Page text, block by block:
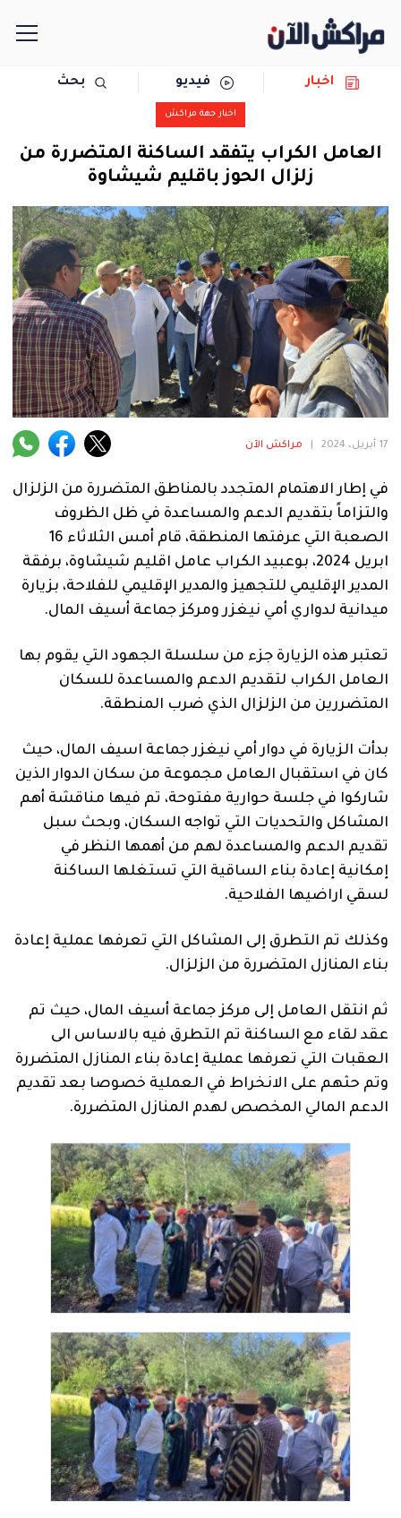
رياضة
حوادث
دولية
المرأة
فنية
منوعة
آراء
اخبار فيديو بحث
اخبار جهة مراكش
العامل الكراب يتفقد الساكنة المتضررة من
زلزال الحوز باقليم شيشاوة
17 أبريل، 2024 مراكش الآن
في إطار الاهتمام المتجدد بالمناطق المتضررة من الزلزال
والتزاماً بتقديم الدعم والمساعدة في ظل الظروف
الصعبة التي عرفتها المنطقة، قام أمس الثلاثاء 16
ابريل 2024، بوعبيد الكراب عامل اقليم شيشاوة، برفقة
المدير الإقليمي للتجهيز والمدير الإقليمي للفلاحة، بزيارة
ميدانية لدواري أمي نيغزر ومركز جماعة أسيف المال.
تعتبر هذه الزيارة جزء من سلسلة الجهود التي يقوم بها
العامل الكراب لتقديم الدعم والمساعدة للسكان
المتضررين من الزلزال الذي ضرب المنطقة.
بدأت الزيارة في دوار أمي نيغزر جماعة اسيف المال، حيث
كان في استقبال العامل مجموعة من سكان الدوار الذين
شاركوا في جلسة حوارية مفتوحة، تم فيها مناقشة أهم
المشاكل والتحديات التي تواجه السكان، وبحث سبل
تقديم الدعم والمساعدة لهم من أهمها النظر في
إمكانية إعادة بناء الساقية التي تستغلها الساكنة
لسقي اراضيها الفلاحية.
وكذلك تم التطرق إلى المشاكل التي تعرفها عملية إعادة
بناء المنازل المتضررة من الزلزال.
ثم انتقل العامل إلى مركز جماعة أسيف المال، حيث تم
عقد لقاء مع الساكنة تم التطرق فيه بالاساس الى
العقبات التي تعرفها عملية إعادة بناء المنازل المتضررة
وتم حثهم على الانخراط في العملية خصوصا بعد تقديم
الدعم المالي المخصص لهدم المنازل المتضررة.